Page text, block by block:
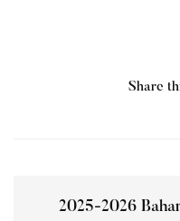
Share
2025-2026